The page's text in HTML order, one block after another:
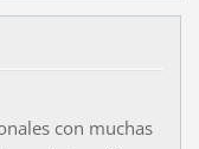
con muchas